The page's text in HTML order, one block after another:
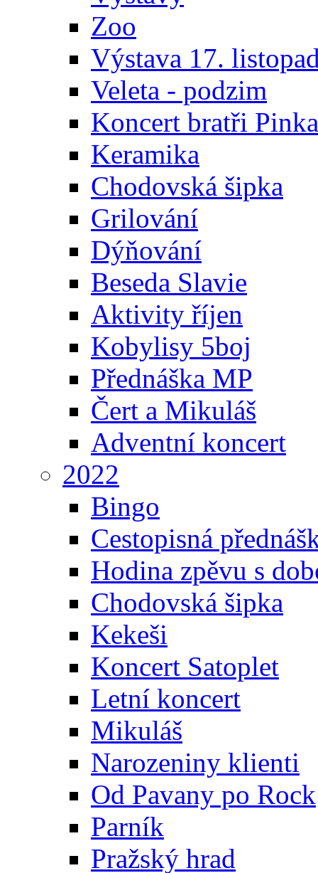
Zoo
Výstava 17.
Veleta - podzim
Koncert bratři
Keramika
Chodovská šipka
Grilování
Dýňování
Beseda Slavie
Aktivity říjen
Kobylisy 5boj
Přednáška MP
Čert a Mikuláš
Adventní koncert
2022
Bingo
Cestopisná
Hodina zpěvu s
Chodovská šipka
Kekeši
Koncert Satoplet
Letní koncert
Mikuláš
Narozeniny klienti
Od Pavany po Rock
Parník
Pražský hrad